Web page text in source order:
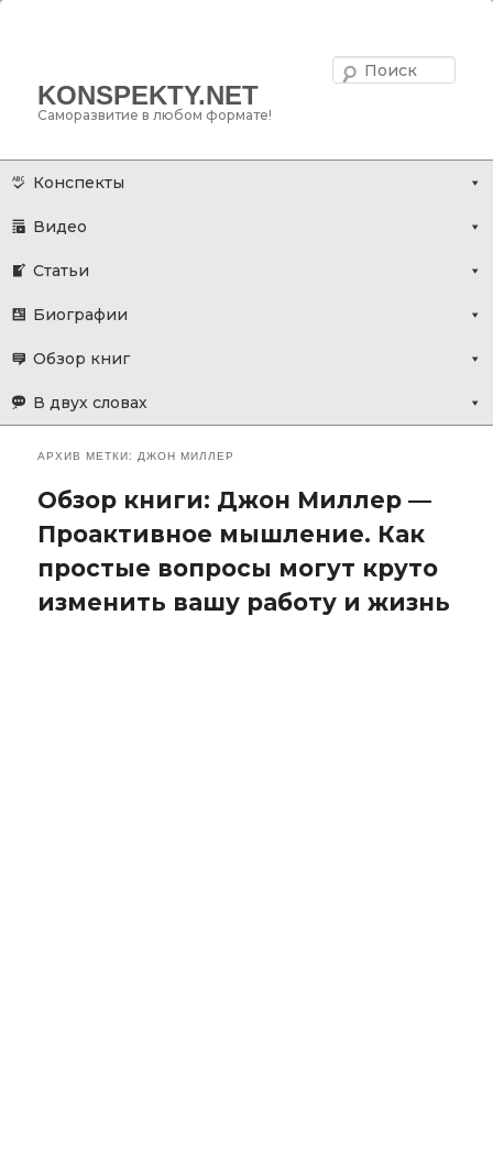
KONSPEKTY.NET
Саморазвитие в любом формате!
Главное меню
основному
дополнительному
Конспекты
Видео
Статьи
Биографии
Обзор книг
В двух словах
АРХИВ МЕТКИ:ДЖОН МИЛЛЕР
Обзор книги: Джон Миллер —
Проактивное мышление. Как
простые вопросы могут круто
изменить вашу работу и жизнь